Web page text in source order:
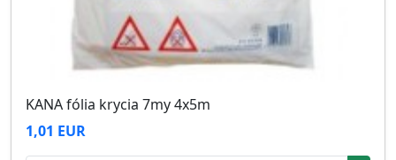
KANA fólia krycia 7my 4x5m
1,01 EUR